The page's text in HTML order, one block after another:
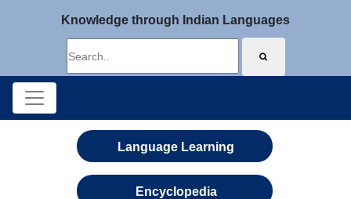
Knowledge through Indian Languages
Language Learning
Encyclopedia